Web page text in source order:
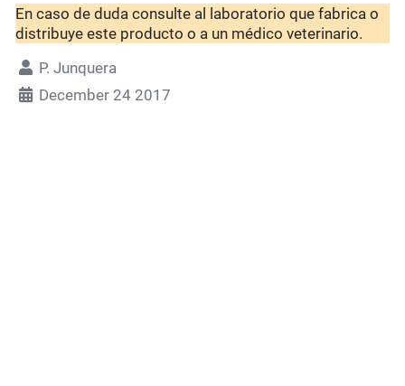
En caso de duda consulte al laboratorio que fabrica o
distribuye este producto o a un médico veterinario.
P. Junquera
December 24 2017